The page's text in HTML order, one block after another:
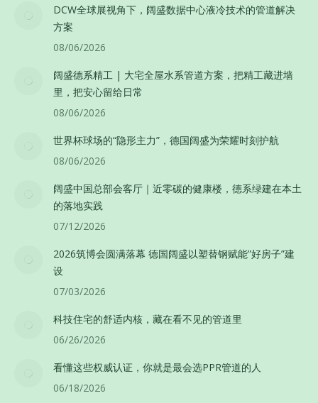
DCW全球展视角下，阔盛数据中心液冷技术的管道解决
方案
08/06/2026
阔盛德系精工 | 大宅全屋水系管道方案，把精工藏进墙
里，把安心留给日常
08/06/2026
世界杯球场的“隐形主力”，德国阔盛为荣耀时刻护航
08/06/2026
阔盛中国总部会客厅｜近零碳的健康楼，德系绿建在本土
的落地实践
07/12/2026
2026筑博会圆满落幕 德国阔盛以塑替钢赋能”好房子”建
设
07/03/2026
科技住宅的舒适内核，藏在看不见的管道里
06/26/2026
看懂这些权威认证，你就是最会选PPR管道的人
06/18/2026